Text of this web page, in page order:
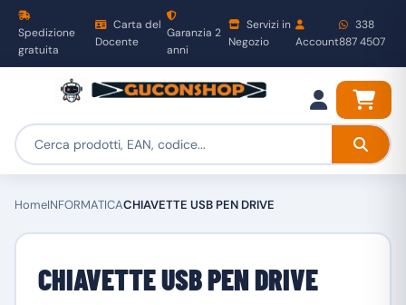
Spedizione
gratuita
Carta del
Docente
Garanzia 2
anni
Servizi in
Negozio
Account
338
887 4507
HomeINFORMATICACHIAVETTE USB PEN DRIVE
CHIAVETTE USB PEN DRIVE